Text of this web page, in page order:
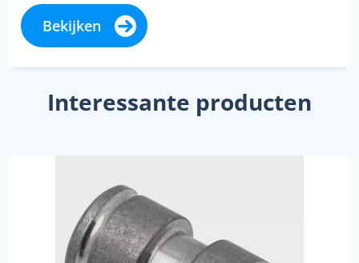
Bekijken
Interessante producten